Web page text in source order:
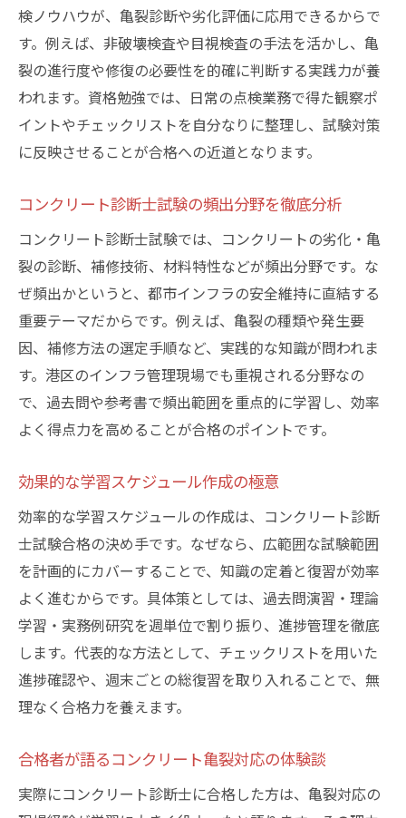
検ノウハウが、亀裂診断や劣化評価に応用できるからで
す。例えば、非破壊検査や目視検査の手法を活かし、亀
裂の進行度や修復の必要性を的確に判断する実践力が養
われます。資格勉強では、日常の点検業務で得た観察ポ
イントやチェックリストを自分なりに整理し、試験対策
に反映させることが合格への近道となります。
コンクリート診断士試験の頻出分野を徹底分析
コンクリート診断士試験では、コンクリートの劣化・亀
裂の診断、補修技術、材料特性などが頻出分野です。な
ぜ頻出かというと、都市インフラの安全維持に直結する
重要テーマだからです。例えば、亀裂の種類や発生要
因、補修方法の選定手順など、実践的な知識が問われま
す。港区のインフラ管理現場でも重視される分野なの
で、過去問や参考書で頻出範囲を重点的に学習し、効率
よく得点力を高めることが合格のポイントです。
効果的な学習スケジュール作成の極意
効率的な学習スケジュールの作成は、コンクリート診断
士試験合格の決め手です。なぜなら、広範囲な試験範囲
を計画的にカバーすることで、知識の定着と復習が効率
よく進むからです。具体策としては、過去問演習・理論
学習・実務例研究を週単位で割り振り、進捗管理を徹底
します。代表的な方法として、チェックリストを用いた
進捗確認や、週末ごとの総復習を取り入れることで、無
理なく合格力を養えます。
合格者が語るコンクリート亀裂対応の体験談
実際にコンクリート診断士に合格した方は、亀裂対応の